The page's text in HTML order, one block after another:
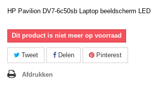
HP Pavilion DV7-6c50sb Laptop beeldscherm LED
Dit product is niet meer op voorraad
Tweet Delen Pinterest
Afdrukken